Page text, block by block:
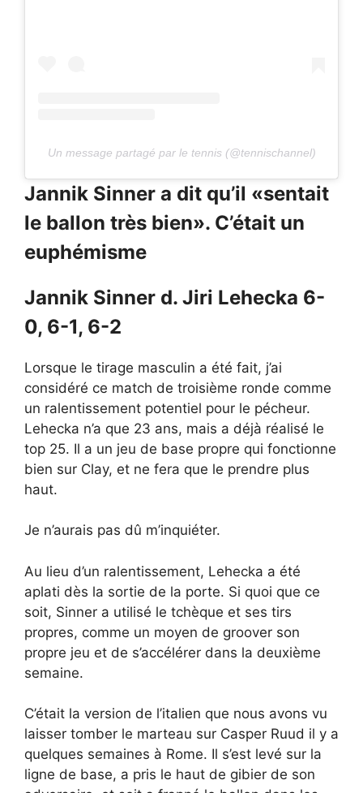
Un message partagé par le tennis (@tennischannel)
Jannik Sinner a dit qu’il «sentait
le ballon très bien». C’était un
euphémisme
Jannik Sinner d. Jiri Lehecka 6-
0, 6-1, 6-2
Lorsque le tirage masculin a été fait, j’ai
considéré ce match de troisième ronde comme
un ralentissement potentiel pour le pécheur.
Lehecka n’a que 23 ans, mais a déjà réalisé le
top 25. Il a un jeu de base propre qui fonctionne
bien sur Clay, et ne fera que le prendre plus
haut.
Je n’aurais pas dû m’inquiéter.
Au lieu d’un ralentissement, Lehecka a été
aplati dès la sortie de la porte. Si quoi que ce
soit, Sinner a utilisé le tchèque et ses tirs
propres, comme un moyen de groover son
propre jeu et de s’accélérer dans la deuxième
semaine.
C’était la version de l’italien que nous avons vu
laisser tomber le marteau sur Casper Ruud il y a
quelques semaines à Rome. Il s’est levé sur la
ligne de base, a pris le haut de gibier de son